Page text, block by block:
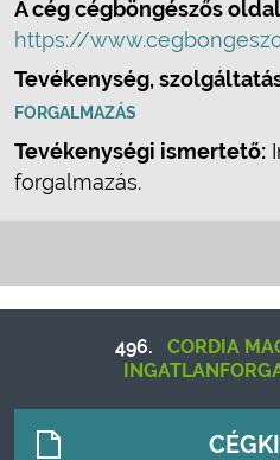
A cég cégböngészős
https://
Tevékenység,
FORGALMAZÁS
Tevékenységi ismertető:
forgalmazás.
496.
CORDIA